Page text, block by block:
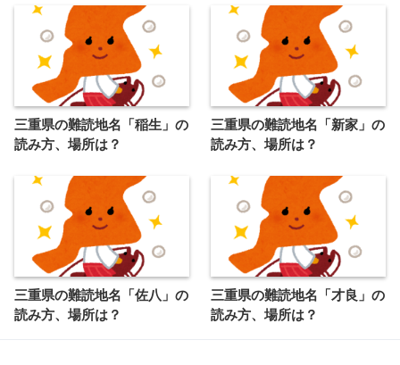
三重県の難読地名「稲生」の
読み方、場所は？
三重県の難読地名「新家」の
読み方、場所は？
三重県の難読地名「佐八」の
読み方、場所は？
三重県の難読地名「才良」の
読み方、場所は？